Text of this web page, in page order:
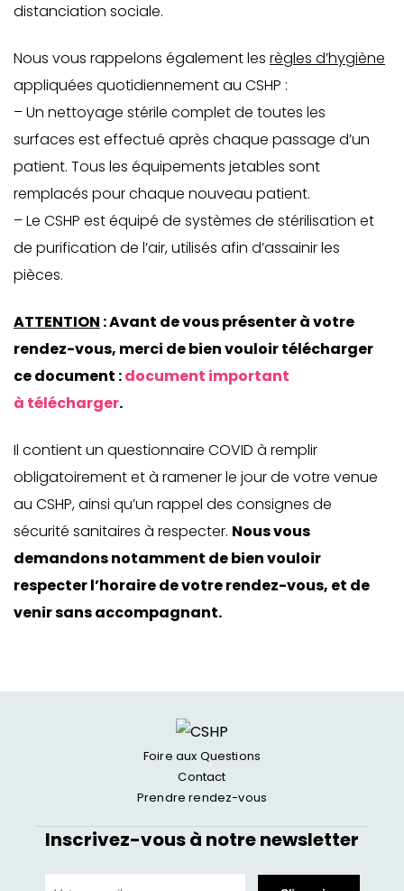
distanciation sociale.
Nous vous rappelons également les règles d’hygiène
appliquées quotidiennement au CSHP :
– Un nettoyage stérile complet de toutes les
surfaces est effectué après chaque passage d’un
patient. Tous les équipements jetables sont
remplacés pour chaque nouveau patient.
– Le CSHP est équipé de systèmes de stérilisation et
de purification de l’air, utilisés afin d’assainir les
pièces.
ATTENTION : Avant de vous présenter à votre
rendez-vous, merci de bien vouloir télécharger
ce document :document important
à télécharger.
Il contient un questionnaire COVID à remplir
obligatoirement et à ramener le jour de votre venue
au CSHP, ainsi qu’un rappel des consignes de
sécurité sanitaires à respecter. Nous vous
demandons notamment de bien vouloir
respecter l’horaire de votre rendez-vous, et de
venir sans accompagnant.
Foire aux Questions
Contact
Prendre rendez-vous
Inscrivez-vous à notre newsletter